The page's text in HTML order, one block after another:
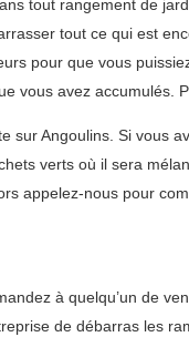
tout rangement de
tout ce qui est
pour que vous
vous avez accumulés.
Angoulins. Si
verts où il sera
appelez-nous pour
à quelqu’un de
de débarras les